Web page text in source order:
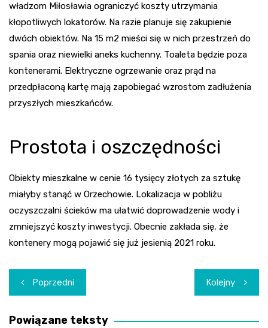
władzom Miłosławia ograniczyć koszty utrzymania
kłopotliwych lokatorów. Na razie planuje się zakupienie
dwóch obiektów. Na 15 m2 mieści się w nich przestrzeń do
spania oraz niewielki aneks kuchenny. Toaleta będzie poza
kontenerami. Elektryczne ogrzewanie oraz prąd na
przedpłaconą kartę mają zapobiegać wzrostom zadłużenia
przyszłych mieszkańców.
Prostota i oszczędności
Obiekty mieszkalne w cenie 16 tysięcy złotych za sztukę
miałyby stanąć w Orzechowie. Lokalizacja w pobliżu
oczyszczalni ścieków ma ułatwić doprowadzenie wody i
zmniejszyć koszty inwestycji. Obecnie zakłada się, że
kontenery mogą pojawić się już jesienią 2021 roku.
Nawigacja
wpisu
Poprzedni Kolejny
Powiązane teksty